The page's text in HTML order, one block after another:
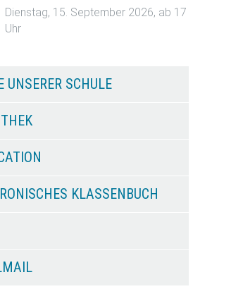
Dienstag, 15. September 2026, ab 17
Uhr
UNSERER SCHULE
KLASSENBUCH